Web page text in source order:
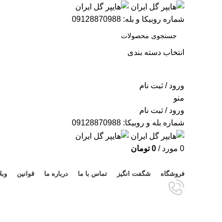
شماره روبیکا و بله: 09128870988
انتخاب دسته بندی
ورود / ثبت نام
منو
ورود / ثبت نام
شماره بله و روبیکا: 09128870988
0 مورد /
0 تومان
فروشگاه شگفت انگیز تماس با ما درباره ما قوانین